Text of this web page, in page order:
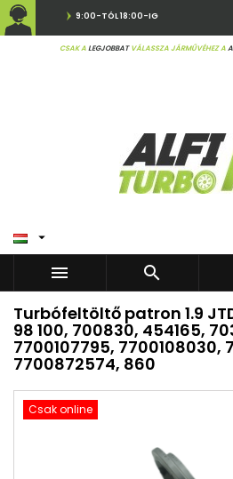
9:00-TÓL 18:00-IG
CSAK ALEGJOBBATVÁLASSZA JÁRMŰVÉHEZ A

 
Turbófeltöltő patron 1.9
98 100, 700830, 454165,
7700107795, 7700108030,
7700872574, 860
Csak online